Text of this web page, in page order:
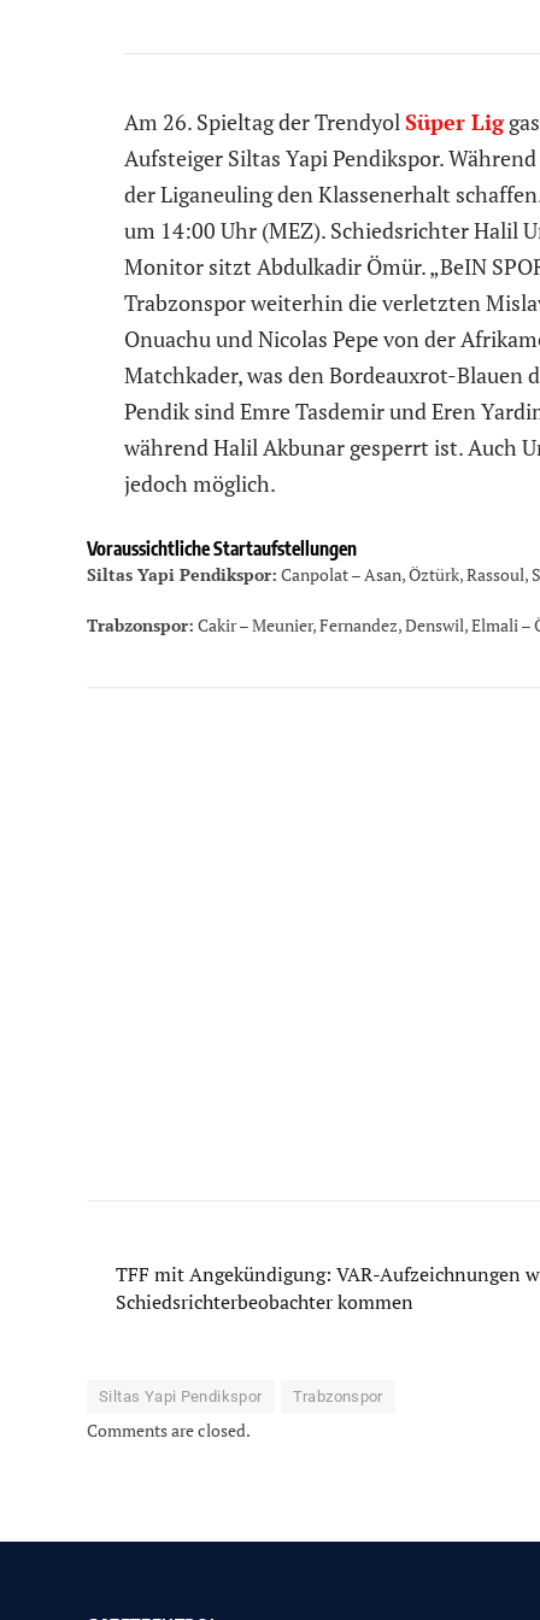
Am 26. Spieltag der Trendyol Süper Lig
Aufsteiger Siltas Yapi Pendikspor.
der Liganeuling den Klassenerhalt
um 14:00 Uhr (MEZ). Schiedsrichter Halil
Monitor sitzt Abdulkadir Ömür. „BeIN
Trabzonspor weiterhin die verletzten
Onuachu und Nicolas Pepe von der
Matchkader, was den Bordeauxrot-
Pendik sind Emre Tasdemir und Eren
während Halil Akbunar gesperrt ist. Auch
jedoch möglich.
Voraussichtliche Startaufstellungen
Siltas Yapi Pendikspor: Canpolat – Asan, Öztürk, Rassoul,
Trabzonspor: Cakir – Meunier, Fernandez, Denswil, Elmali
TFF mit Angekündigung: VAR-Aufzeichnungen
Schiedsrichterbeobachter kommen
Siltas Yapi Pendikspor Trabzonspor
Comments are closed.